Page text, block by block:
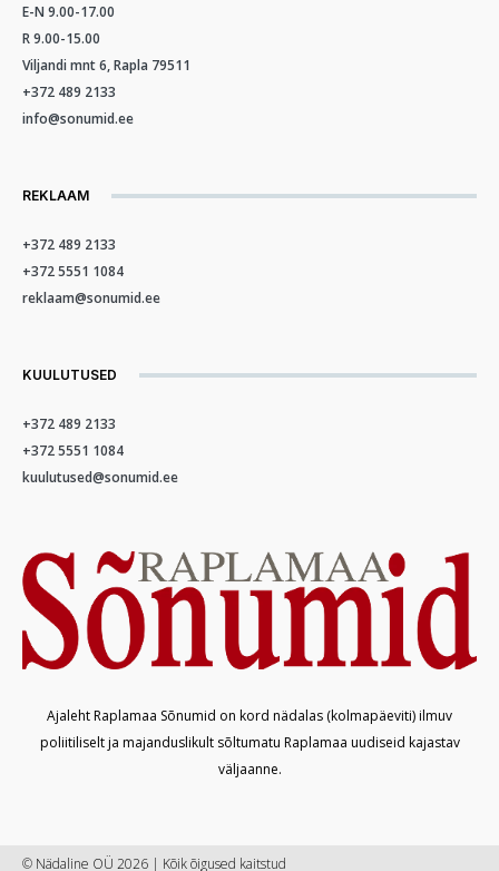
E-N 9.00-17.00
R 9.00-15.00
Viljandi mnt 6, Rapla 79511
+372 489 2133
info@sonumid.ee
REKLAAM
+372 489 2133
+372 5551 1084
reklaam@sonumid.ee
KUULUTUSED
+372 489 2133
+372 5551 1084
kuulutused@sonumid.ee
Ajaleht Raplamaa Sõnumid on kord nädalas (kolmapäeviti) ilmuv
poliitiliselt ja majanduslikult sõltumatu Raplamaa uudiseid kajastav
väljaanne.
© Nädaline OÜ 2026 | Kõik õigused kaitstud